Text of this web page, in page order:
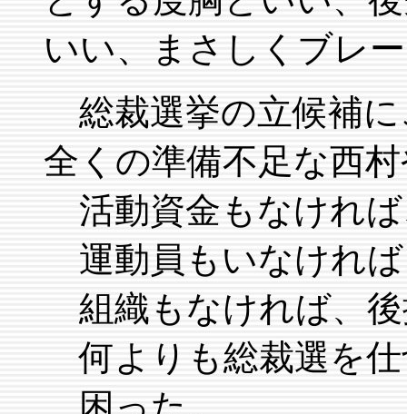
いい、まさしくブレ
総裁選挙の立候補
全くの準備不足な西
活動資金もなけれ
運動員もいなけれ
組織もなければ、
何よりも総裁選を